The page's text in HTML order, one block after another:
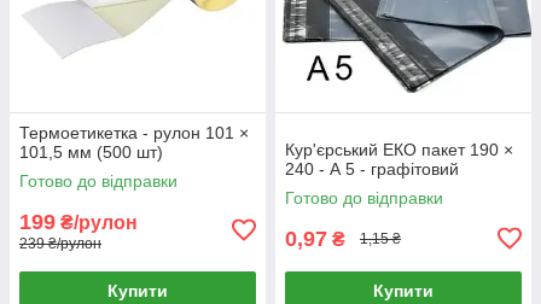
Термоетикетка - рулон 101 ×
101,5 мм (500 шт)
Готово до відправки
199 ₴/рулон
239 ₴/рулон
Купити
Кур'єрський ЕКО пакет 190 ×
240 - А 5 - графітовий
Готово до відправки
0,97 ₴ 1,15 ₴
Купити